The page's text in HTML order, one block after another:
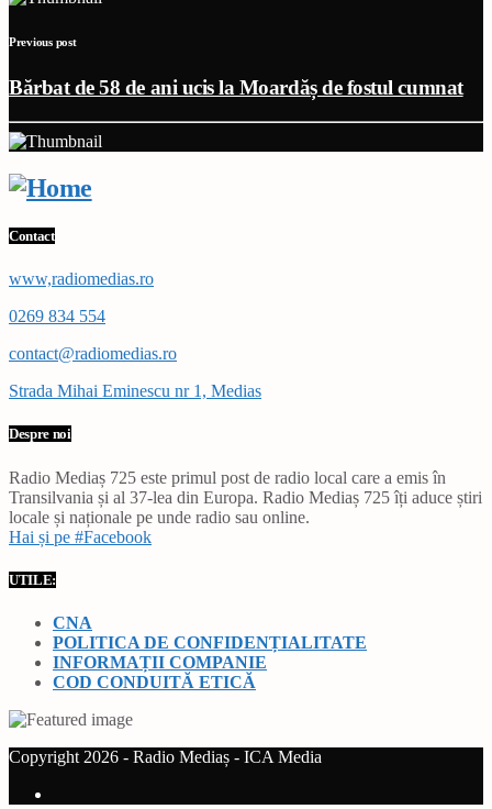
Previous post
Bărbat de 58 de ani ucis la Moardăș de fostul cumnat
Contact
www,radiomedias.ro
0269 834 554
contact@radiomedias.ro
Strada Mihai Eminescu nr 1, Medias
Despre noi
Radio Mediaș 725 este primul post de radio local care a emis în
Transilvania și al 37-lea din Europa. Radio Mediaș 725 îți aduce știri
locale și naționale pe unde radio sau online.
Hai și pe #Facebook
UTILE:
CNA
POLITICA DE CONFIDENȚIALITATE
INFORMAȚII COMPANIE
COD CONDUITĂ ETICĂ
Copyright 2026 - Radio Mediaș - ICA Media